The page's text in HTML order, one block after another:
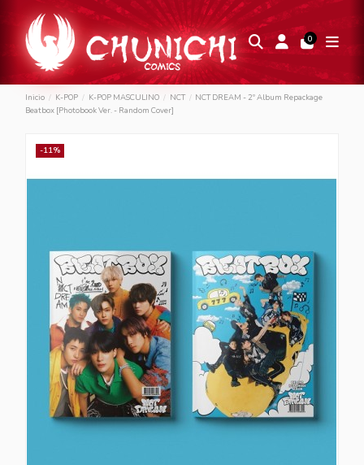
0
Inicio K-POP K-POP MASCULINO NCT
NCT DREAM - 2º Album Repackage
Beatbox [Photobook Ver. - Random Cover]
-11%